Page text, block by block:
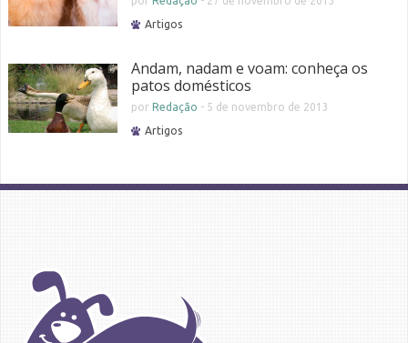
Artigos
Andam, nadam e voam: conheça os
patos domésticos
por Redação - 5 de novembro de 2013
Artigos